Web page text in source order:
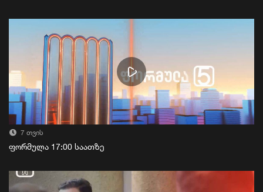
7 თვის
ფორმულა 17:00 საათზე